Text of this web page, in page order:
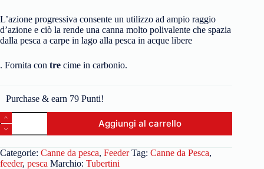
L’azione progressiva consente un utilizzo ad ampio raggio
d’azione e ciò la rende una canna molto polivalente che spazia
dalla pesca a carpe in lago alla pesca in acque libere
. Fornita con tre cime in carbonio.
Purchase & earn 79 Punti!
Aggiungi al carrello
Categorie: Canne da pesca, Feeder Tag: Canne da Pesca,
feeder, pesca Marchio: Tubertini